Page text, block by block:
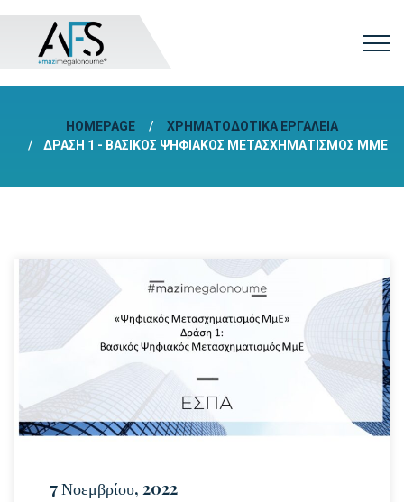
HOMEPAGE
ΧΡΗΜΑΤΟΔΟΤΙΚΆ ΕΡΓΑΛΕΊΑ
ΔΡΆΣΗ 1 - ΒΑΣΙΚΌΣ ΨΗΦΙΑΚΌΣ ΜΕΤΑΣΧΗΜΑΤΙΣΜΌΣ ΜΜΕ
7 Νοεμβρίου, 2022